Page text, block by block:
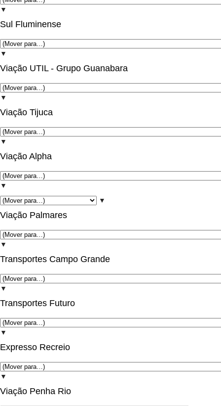
▼
Sul Fluminense
▼
Viação UTIL - Grupo Guanabara
▼
Viação Tijuca
▼
Viação Alpha
▼
▼
Viação Palmares
▼
Transportes Campo Grande
▼
Transportes Futuro
▼
Expresso Recreio
▼
Viação Penha Rio